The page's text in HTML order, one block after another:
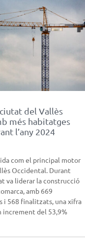
del Vallès
més habitatges
l’any 2024
com el principal motor
Occidental. Durant
va liderar la construcció
amb 669
i 568 finalitzats, una xifra
increment del 53,9%